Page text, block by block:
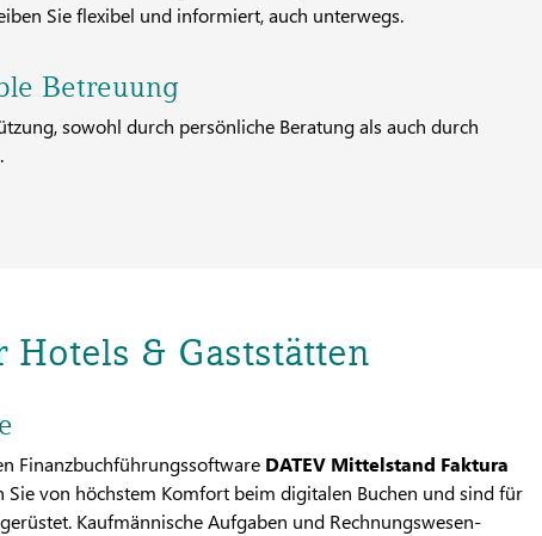
Sie flexibel und informiert, auch unterwegs.
Betreuung
sowohl durch persönliche Beratung als auch durch
Hotels & Gaststätten
Finanzbuchführungssoftware DATEV Mittelstand Faktura
Sie von höchstem Komfort beim digitalen Buchen und sind für
Kaufmännische Aufgaben und Rechnungswesen-